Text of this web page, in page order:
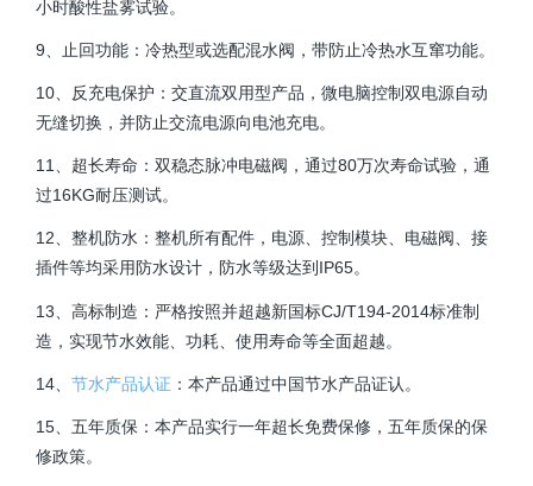
小时酸性盐雾试验。
9、止回功能：冷热型或选配混水阀，带防止冷热水互窜功能。
10、反充电保护：交直流双用型产品，微电脑控制双电源自动
无缝切换，并防止交流电源向电池充电。
11、超长寿命：双稳态脉冲电磁阀，通过80万次寿命试验，通
过16KG耐压测试。
12、整机防水：整机所有配件，电源、控制模块、电磁阀、接
插件等均采用防水设计，防水等级达到IP65。
13、高标制造：严格按照并超越新国标CJ/T194-2014标准制
造，实现节水效能、功耗、使用寿命等全面超越。
14、 节水产品认证 ：本产品通过中国节水产品证认。
15、五年质保：本产品实行一年超长免费保修，五年质保的保
修政策。